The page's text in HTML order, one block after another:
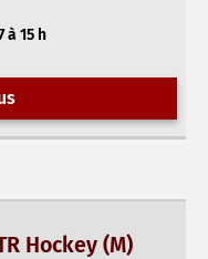
à 15 h
Hockey (M)